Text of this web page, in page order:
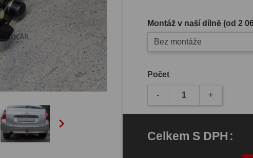

Montáž v naší dílně (od 2
Bez montáže
Počet
- +
Celkem S DPH: